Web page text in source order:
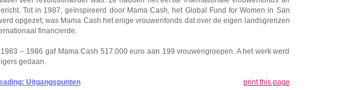
Tot in 1987, geïnspireerd door Mama Cash, het Global Fund for Women in San
opgezet, was Mama Cash het enige vrouwenfonds dat over de eigen landsgrenzen
financierde.
1983 – 1986 gaf Mama Cash 517.000 euro aan 199 vrouwengroepen. A het werk werd
gedaan.
Uitgangspunten print this page